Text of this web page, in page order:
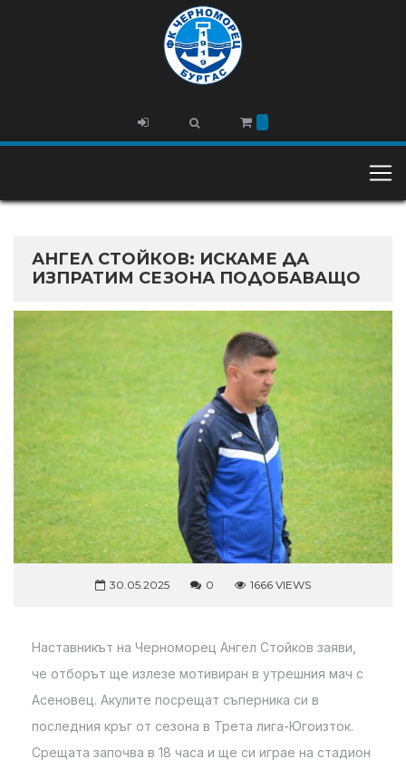
АНГЕЛ СТОЙКОВ: ИСКАМЕ ДА
ИЗПРАТИМ СЕЗОНА ПОДОБАВАЩО
30.05.2025 0 1666 VIEWS
Наставникът на Черноморец Ангел Стойков заяви,
че отборът ще излезе мотивиран в утрешния мач с
Асеновец. Акулите посрещат съперника си в
последния кръг от сезона в Трета лига-Югоизток.
Срещата започва в 18 часа и ще си играе на стадион